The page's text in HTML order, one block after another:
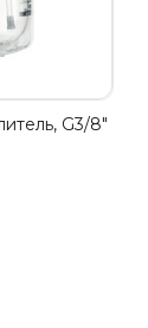
G3/8"